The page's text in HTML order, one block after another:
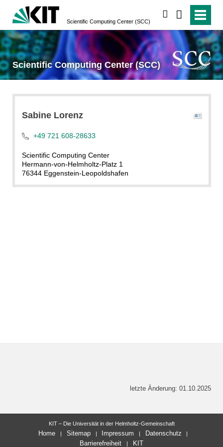
Scientific Computing Center (SCC)
Scientific Computing Center (SCC)
Sabine Lorenz
+49 721 608-28633
Scientific Computing Center
Hermann-von-Helmholtz-Platz 1
76344 Eggenstein-Leopoldshafen
letzte Änderung: 01.10.2025
KIT – Die Universität in der Helmholtz-Gemeinschaft
Home Sitemap Impressum
Datenschutz
Barrierefreiheit
KIT